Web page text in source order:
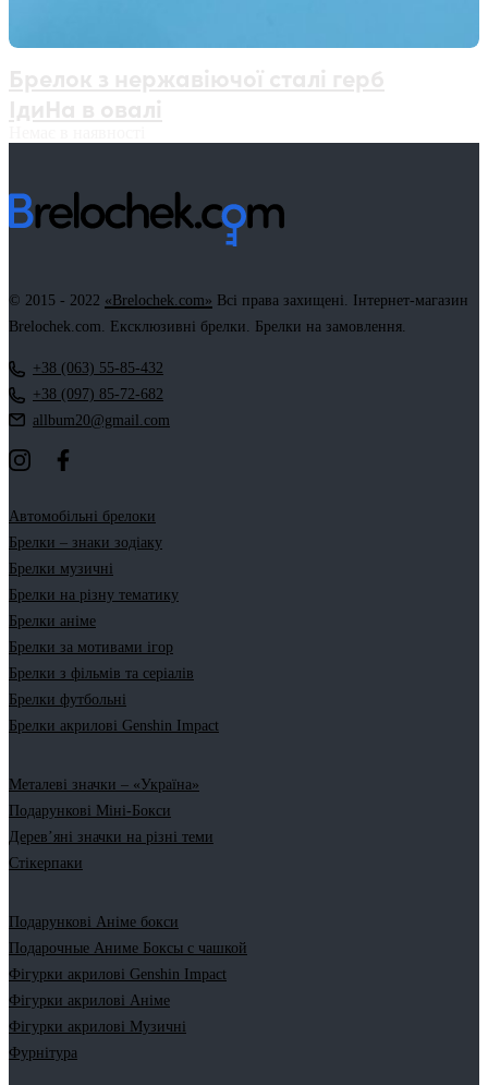
© 2015 - 2022 «Brelochek.com» Всі права захищені. Інтернет-магазин
Brelochek.com. Ексклюзивні брелки. Брелки на замовлення.
+38 (063) 55-85-432
+38 (097) 85-72-682
allbum20@gmail.com
Автомобільні брелоки
Брелки – знаки зодіаку
Брелки музичні
Брелки на різну тематику
Брелки аніме
Брелки за мотивами ігор
Брелки з фільмів та серіалів
Брелки футбольні
Брелки акрилові Genshin Impact
Металеві значки – «Україна»
Подарункові Міні-Бокси
Дерев’яні значки на різні теми
Стікерпаки
Подарункові Аніме бокси
Подарочные Аниме Боксы с чашкой
Фігурки акрилові Genshin Impact
Фігурки акрилові Аніме
Фігурки акрилові Музичні
Фурнітура